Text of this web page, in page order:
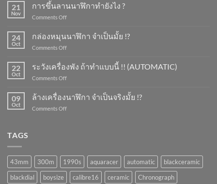
21
Nov
การขึ้นลานนาฬิกาทำยังไง ?
Comments Offon
ลาน
นาฬิกา
ยัง
24
Oct
กล่องหมุนนาฬิกา จำเป็นมั้ย !?
Comments Offon
หมุน
นาฬิกา
จำเป็น
!?
22
Oct
ระวังเครื่องพัง ถ้าทำแบบนี้ !! (AUTOMATIC)
Comments Offon
เครื่อง
พัง
ถ้า
09
Oct
ล้างเครื่องนาฬิกา จำเป็นจริงมั้ย !?
Comments Offon
มั้ย
!?
TAGS
43mm 300m 1990s aquaracer automatic
blackceramic
blackdial
boysize calibre16 ceramic
Chronograph